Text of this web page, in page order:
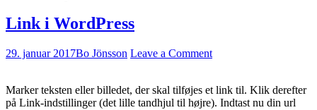
Link i WordPress
29. januar 2017Bo Jönsson Leave a Comment
Marker teksten eller billedet, der skal tilføjes et link til. Klik derefter
på Link-indstillinger (det lille tandhjul til højre). Indtast nu din url